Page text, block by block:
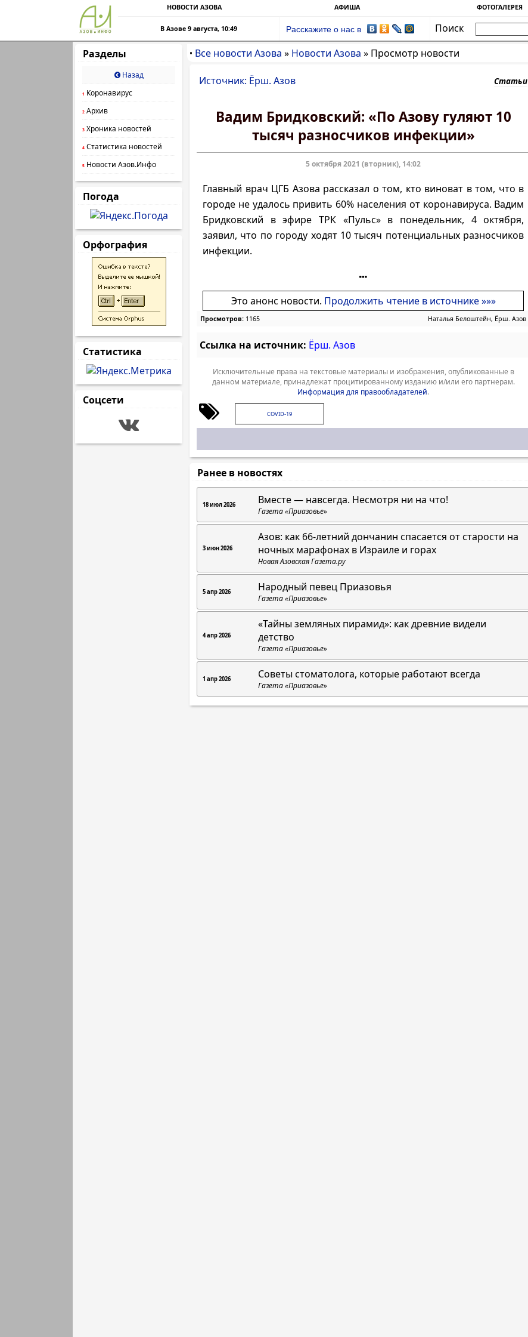
НОВОСТИ АЗОВА АФИША ФОТОГАЛЕРЕЯ
В Азове 9 августа, 10:49 Расскажите о нас в
Поиск
Разделы
Назад
1 Коронавирус
2 Архив
3 Хроника новостей
4 Статистика новостей
5 Новости Азов.Инфо
Погода
Орфография
Статистика
Соцсети
• Все новости Азова » Новости Азова » Просмотр новости
Источник: Ёрш. Азов Статьи
Вадим Бридковский: «По Азову гуляют 10
тысяч разносчиков инфекции»
5 октября 2021 (вторник), 14:02
Главный врач ЦГБ Азова рассказал о том, кто виноват в том, что в
городе не удалось привить 60% населения от коронавируса. Вадим
Бридковский в эфире ТРК «Пульс» в понедельник, 4 октября,
заявил, что по городу ходят 10 тысяч потенциальных разносчиков
инфекции.
Это анонс новости. Продолжить чтение в источнике »»»
Просмотров: 1165 Наталья Белоштейн, Ёрш. Азов
Ссылка на источник: Ёрш. Азов
Исключительные права на текстовые материалы и изображения, опубликованные в
данном материале, принадлежат процитированному изданию и/или его партнерам.
Информация для правообладателей.
COVID-19
Ранее в новостях
18 июл 2026 Вместе — навсегда. Несмотря ни на что!
Газета «Приазовье»
3 июн 2026
Азов: как 66-летний дончанин спасается от старости на
ночных марафонах в Израиле и горах
Новая Азовская Газета.ру
5 апр 2026 Народный певец Приазовья
Газета «Приазовье»
4 апр 2026
«Тайны земляных пирамид»: как древние видели
детство
Газета «Приазовье»
1 апр 2026 Советы стоматолога, которые работают всегда
Газета «Приазовье»